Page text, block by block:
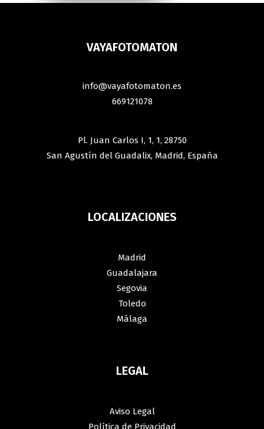
VAYAFOTOMATON
info@vayafotomaton.es
669121078
Pl. Juan Carlos I, 1, 1, 28750
San Agustín del Guadalix, Madrid, España
LOCALIZACIONES
Madrid
Guadalajara
Segovia
Toledo
Málaga
LEGAL
Aviso Legal
Política de Privacidad